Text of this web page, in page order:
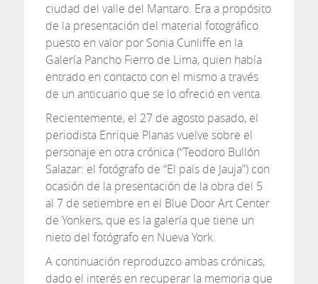
ciudad del valle del Mantaro. Era a propósito
de la presentación del material fotográfico
puesto en valor por Sonia Cunliffe en la
Galería Pancho Fierro de Lima, quien había
entrado en contacto con el mismo a través
de un anticuario que se lo ofreció en venta.
Recientemente, el 27 de agosto pasado, el
periodista Enrique Planas vuelve sobre el
personaje en otra crónica (“Teodoro Bullón
Salazar: el fotógrafo de “El país de Jauja”) con
ocasión de la presentación de la obra del 5
al 7 de setiembre en el Blue Door Art Center
de Yonkers, que es la galería que tiene un
nieto del fotógrafo en Nueva York.
A continuación reproduzco ambas crónicas,
dado el interés en recuperar la memoria que